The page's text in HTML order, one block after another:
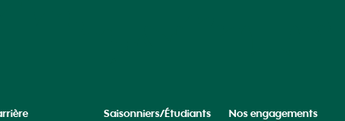
Saisonniers/Étudiants
Nos engagements